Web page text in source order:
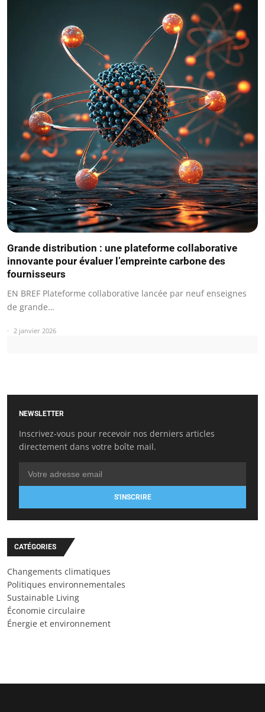
Grande distribution : une plateforme collaborative
innovante pour évaluer l’empreinte carbone des
fournisseurs
EN BREF Plateforme collaborative lancée par neuf enseignes
de grande…
2 janvier 2026
NEWSLETTER
Inscrivez-vous pour recevoir nos derniers articles
directement dans votre boîte mail.
S'INSCRIRE
CATÉGORIES
Changements climatiques
Politiques environnementales
Sustainable Living
Économie circulaire
Énergie et environnement